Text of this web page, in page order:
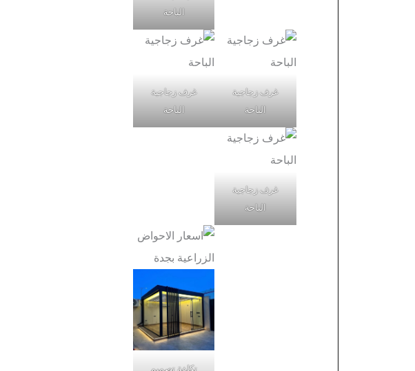
الباحة
غرف زجاجية
الباحة
غرف زجاجية
الباحة
غرف زجاجية
الباحة
تكلفة تصميم